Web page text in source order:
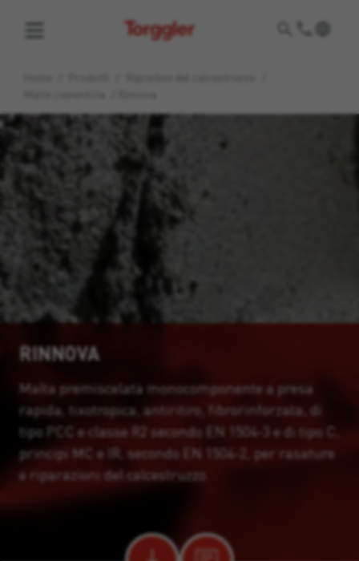
Torggler
RINNOVA
Malta premiscelata monocomponente a presa
rapida, tixotropica, antiritiro, fibrorinforzata, di
tipo PCC e classe R2 secondo EN 1504-3 e di tipo C,
principi MC e IR, secondo EN 1504-2, per rasature
e riparazioni del calcestruzzo.